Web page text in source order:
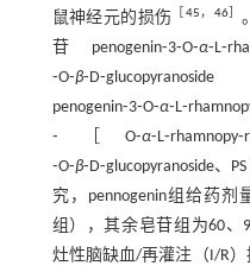
鼠神经元的损伤
45， 46］
苷penogenin⁃3⁃O⁃α
⁃O⁃β
penogenin⁃3⁃O⁃α
⁃［O⁃α
⁃O⁃β⁃D⁃glucopyranoside、
究，pennogenin组给药剂
组），其余皂苷组为60、
灶性脑缺血/再灌注（I/R